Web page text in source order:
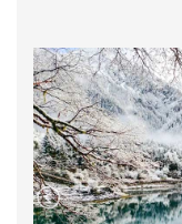
vắt có thể nhìn
nước trong hồ có
của ánh sáng
Đến đây vào mùa
tranh sơn dầu
bắtđầu ngả sang